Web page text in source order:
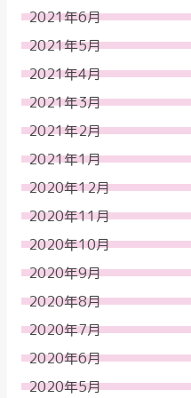
2021年6月
2021年5月
2021年4月
2021年3月
2021年2月
2021年1月
2020年12月
2020年11月
2020年10月
2020年9月
2020年8月
2020年7月
2020年6月
2020年5月